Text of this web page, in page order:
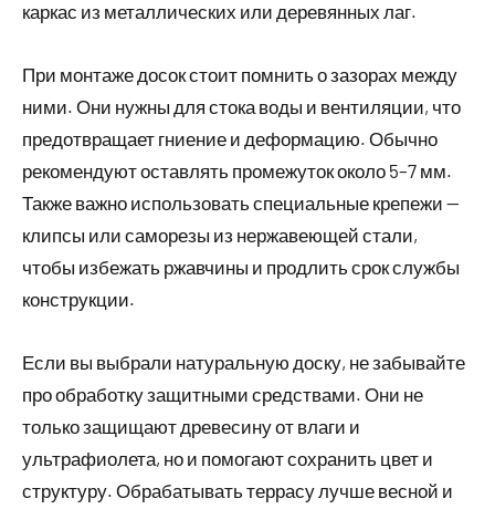
каркас из металлических или деревянных лаг.
При монтаже досок стоит помнить о зазорах между
ними. Они нужны для стока воды и вентиляции, что
предотвращает гниение и деформацию. Обычно
рекомендуют оставлять промежуток около 5–7 мм.
Также важно использовать специальные крепежи —
клипсы или саморезы из нержавеющей стали,
чтобы избежать ржавчины и продлить срок службы
конструкции.
Если вы выбрали натуральную доску, не забывайте
про обработку защитными средствами. Они не
только защищают древесину от влаги и
ультрафиолета, но и помогают сохранить цвет и
структуру. Обрабатывать террасу лучше весной и